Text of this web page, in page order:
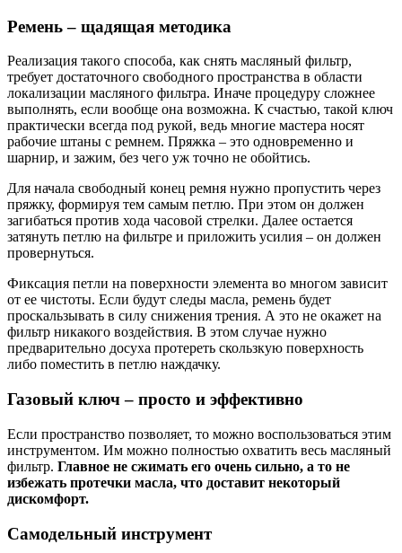
Ремень – щадящая методика
Реализация такого способа, как снять масляный фильтр,
требует достаточного свободного пространства в области
локализации масляного фильтра. Иначе процедуру сложнее
выполнять, если вообще она возможна. К счастью, такой ключ
практически всегда под рукой, ведь многие мастера носят
рабочие штаны с ремнем. Пряжка – это одновременно и
шарнир, и зажим, без чего уж точно не обойтись.
Для начала свободный конец ремня нужно пропустить через
пряжку, формируя тем самым петлю. При этом он должен
загибаться против хода часовой стрелки. Далее остается
затянуть петлю на фильтре и приложить усилия – он должен
провернуться.
Фиксация петли на поверхности элемента во многом зависит
от ее чистоты. Если будут следы масла, ремень будет
проскальзывать в силу снижения трения. А это не окажет на
фильтр никакого воздействия. В этом случае нужно
предварительно досуха протереть скользкую поверхность
либо поместить в петлю наждачку.
Газовый ключ – просто и эффективно
Если пространство позволяет, то можно воспользоваться этим
инструментом. Им можно полностью охватить весь масляный
фильтр. Главное не сжимать его очень сильно, а то не
избежать протечки масла, что доставит некоторый
дискомфорт.
Самодельный инструмент